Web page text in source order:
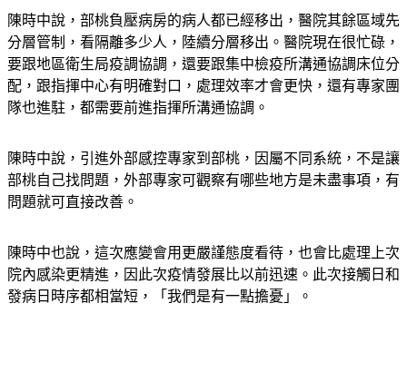
陳時中說，部桃負壓病房的病人都已經移出，醫院其餘區域先
分層管制，看隔離多少人，陸續分層移出。醫院現在很忙碌，
要跟地區衛生局疫調協調，還要跟集中檢疫所溝通協調床位分
配，跟指揮中心有明確對口，處理效率才會更快，還有專家團
隊也進駐，都需要前進指揮所溝通協調。
陳時中說，引進外部感控專家到部桃，因屬不同系統，不是讓
部桃自己找問題，外部專家可觀察有哪些地方是未盡事項，有
問題就可直接改善。
陳時中也說，這次應變會用更嚴謹態度看待，也會比處理上次
院內感染更精進，因此次疫情發展比以前迅速。此次接觸日和
發病日時序都相當短，「我們是有一點擔憂」。